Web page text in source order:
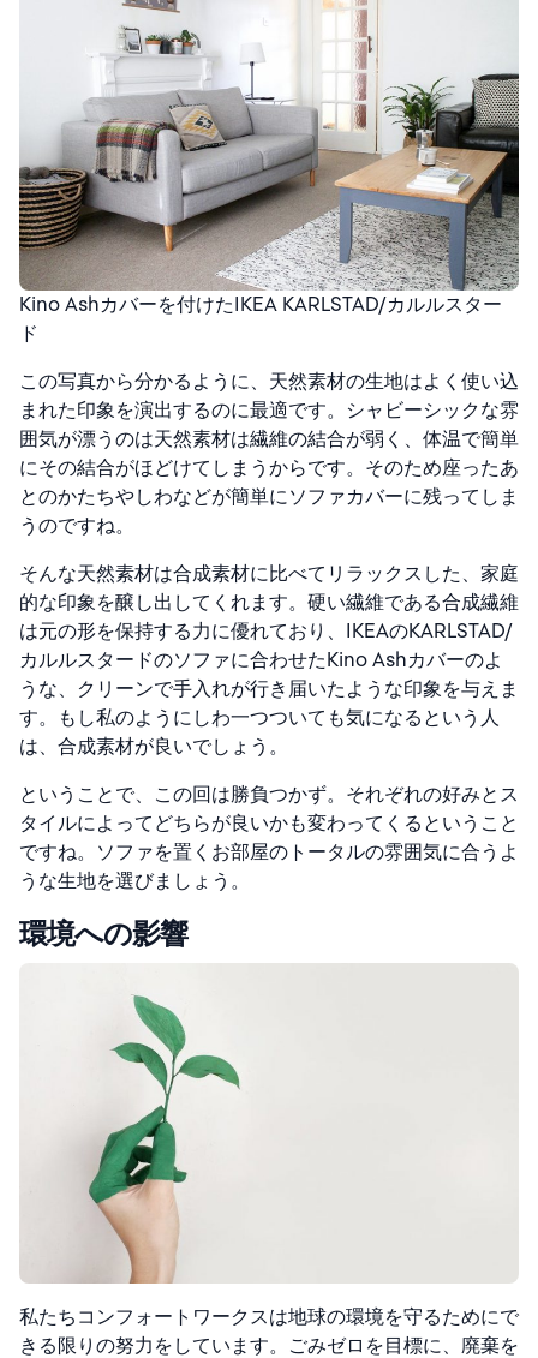
Kino Ashカバーを付けたIKEA KARLSTAD/カルルスター
ド
この写真から分かるように、天然素材の生地はよく使い込
まれた印象を演出するのに最適です。シャビーシックな雰
囲気が漂うのは天然素材は繊維の結合が弱く、体温で簡単
にその結合がほどけてしまうからです。そのため座ったあ
とのかたちやしわなどが簡単にソファカバーに残ってしま
うのですね。
そんな天然素材は合成素材に比べてリラックスした、家庭
的な印象を醸し出してくれます。硬い繊維である合成繊維
は元の形を保持する力に優れており、IKEAのKARLSTAD/
カルルスタードのソファに合わせたKino Ashカバーのよ
うな、クリーンで手入れが行き届いたような印象を与えま
す。もし私のようにしわ一つついても気になるという人
は、合成素材が良いでしょう。
ということで、この回は勝負つかず。それぞれの好みとス
タイルによってどちらが良いかも変わってくるということ
ですね。ソファを置くお部屋のトータルの雰囲気に合うよ
うな生地を選びましょう。
環境への影響
私たちコンフォートワークスは地球の環境を守るためにで
きる限りの努力をしています。ごみゼロを目標に、廃棄を